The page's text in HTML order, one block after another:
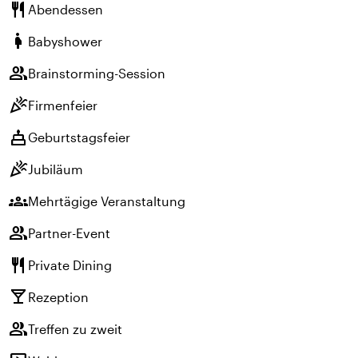
restaurant Abendessen
pregnant_woman Babyshower
groupBrainstorming-Session
celebrationFirmenfeier
cakeGeburtstagsfeier
celebrationJubiläum
groupsMehrtägige Veranstaltung
groupPartner-Event
restaurant Private Dining
local_bar Rezeption
groupTreffen zu zweit